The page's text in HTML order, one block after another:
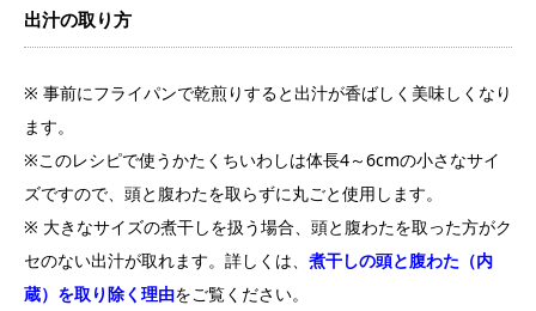
出汁の取り方
※ 事前にフライパンで乾煎りすると出汁が香ばしく美味しくなり
ます。
※このレシピで使うかたくちいわしは体長4～6cmの小さなサイ
ズですので、頭と腹わたを取らずに丸ごと使用します。
※ 大きなサイズの煮干しを扱う場合、頭と腹わたを取った方がク
セのない出汁が取れます。詳しくは、 煮干しの頭と腹わた（内
蔵）を取り除く理由をご覧ください。